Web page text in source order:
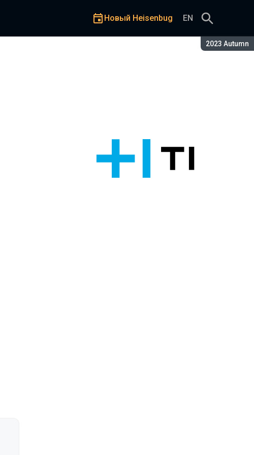
Сезон:
2023 Autumn
Новый Heisenbug EN